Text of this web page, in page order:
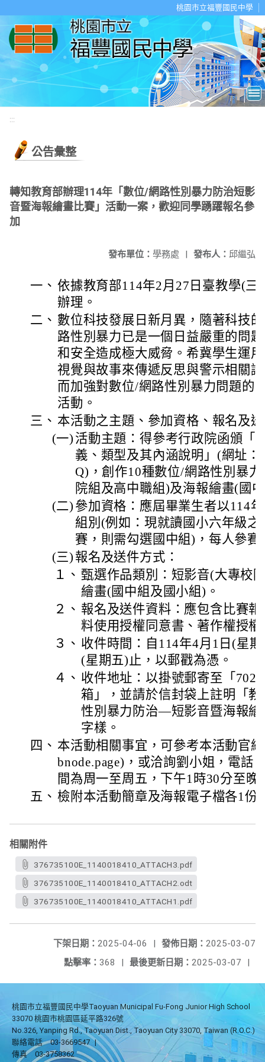
桃園市立福豐國民中學
:::
公告彙整
轉知教育部辦理114年「數位/網路性別暴力防治短影
音暨海報繪畫比賽」活動一案，歡迎同學踴躍報名參
加
發布人： 邱繼弘
發布單位： 學務處 |
一、 依據教育部114年2月27日臺教學(三
辦理。
二、 數位科技發展日新月異，隨著科技
路性別暴力已是一個日益嚴重的問
和安全造成極大威脅。希冀學生運
視覺與故事來傳遞反思與警示相關
而加強對數位/網路性別暴力問題的
活動。
三、 本活動之主題、參加資格、報名及
(一) 活動主題：得參考行政院函頒「
義、類型及其內涵說明」(網址
Q)，創作10種數位/網路性別暴
院組及高中職組)及海報繪畫(國
(二) 參加資格：應屆畢業生者以114
組別(例如：現就讀國小六年級
賽，則需勾選國中組)，每人參賽
(三) 報名及送件方式：
１、 甄選作品類別：短影音(大專校
繪畫(國中組及國小組)。
２、 報名及送件資料：應包含比賽
料使用授權同意書、著作權授
３、 收件時間：自114年4月1日(星
(星期五)止，以郵戳為憑。
４、 收件地址：以掛號郵寄至「702
箱」，並請於信封袋上註明「
性別暴力防治—短影音暨海報繪
字樣。
四、 本活動相關事宜，可參考本活動官
bnode.page)，或洽詢劉小姐，電話
間為周一至周五，下午1時30分至晚
五、 檢附本活動簡章及海報電子檔各1份
相關附件
376735100E_1140018410_ATTACH3.pdf
376735100E_1140018410_ATTACH2.odt
376735100E_1140018410_ATTACH1.pdf
發佈日期： 2025-03-07
下架日期： 2025-04-06
|
最後更新日期： 2025-03-07 |
點擊率： 368 |
桃園市立福豐國民中學Taoyuan Municipal Fu-Fong Junior High School
33070 桃園市桃園區延平路326號
No.326, Yanping Rd., Taoyuan Dist., Taoyuan City 33070, Taiwan (R.O.C.)
聯絡電話
03-3669547 |
傳真
03-3758362